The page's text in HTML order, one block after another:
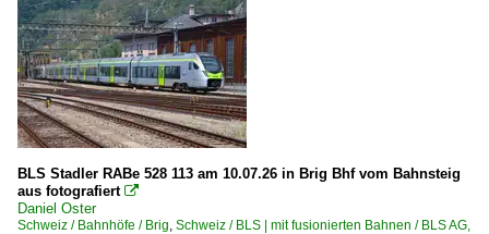
Österreich
Bahnhöfe
Kufstein
Strecken
Strecke Innsbruck – Brennero/Brenner ·Brennerbahn·
BLS Stadler RABe 528 113 am 10.07.26 in Brig Bhf vom Bahnsteig
aus fotografiert 
Daniel Oster
Schweiz / Bahnhöfe / Brig, Schweiz / BLS | mit fusionierten Bahnen / BLS AG,